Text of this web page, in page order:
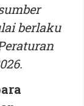
berlaku